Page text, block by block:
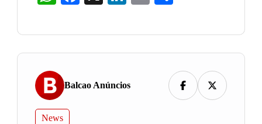
Balcao Anúncios
News